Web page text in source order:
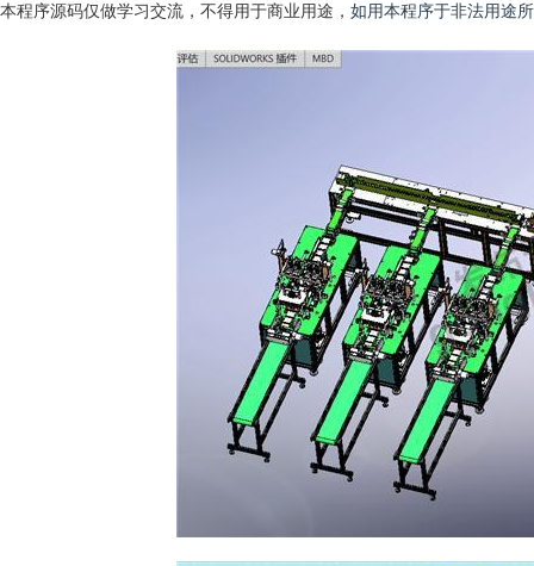
本程序源码仅做学习交流， 不得用于商业用途， 如用本程序于非法用途